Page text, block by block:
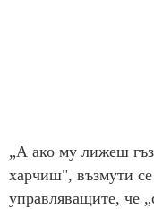
„А ако му лижеш
харчиш", възмути
управляващите, че